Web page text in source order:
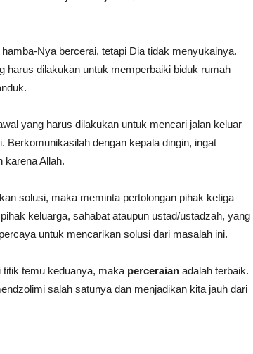
Nya bercerai, tetapi Dia tidak menyukainya.
harus dilakukan untuk memperbaiki biduk rumah
yang harus dilakukan untuk mencari jalan keluar
Berkomunikasilah dengan kepala dingin, ingat
karena Allah.
solusi, maka meminta pertolongan pihak ketiga
keluarga, sahabat ataupun ustad/ustadzah, yang
untuk mencarikan solusi dari masalah ini.
titik temu keduanya, maka perceraian adalah terbaik.
salah satunya dan menjadikan kita jauh dari